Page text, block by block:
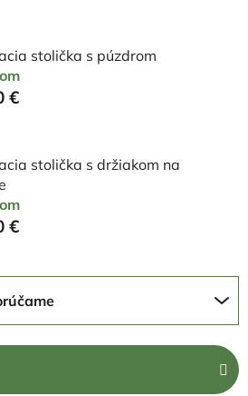
stolička s púzdrom
€
stolička s držiakom na
€